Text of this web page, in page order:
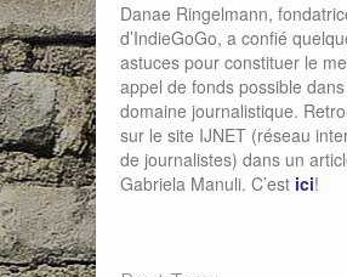
Danae Ringelmann,
d’IndieGoGo, a confié
astuces pour constituer le
appel de fonds possible
domaine journalistique.
sur le site IJNET (réseau
de journalistes) dans un
Gabriela Manuli. C’est ici!